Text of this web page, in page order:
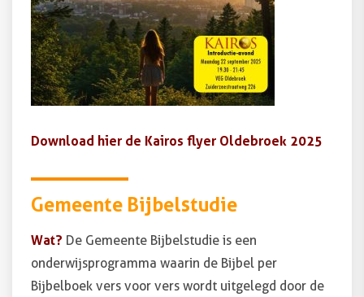
Download hier de Kairos flyer Oldebroek 2025
Gemeente Bijbelstudie
Wat? De Gemeente Bijbelstudie is een
onderwijsprogramma waarin de Bijbel per
Bijbelboek vers voor vers wordt uitgelegd door de